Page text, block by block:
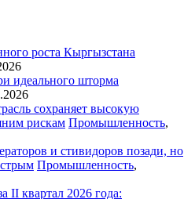
роста Кыргызстана
идеального шторма
сохраняет высокую
рискам Промышленность,
и стивидоров позади, но
Промышленность,
II квартал 2026 года: